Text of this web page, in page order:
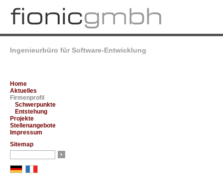
Ingenieurbüro für Software-Entwicklung
Home
Aktuelles
Firmenprofil
Schwerpunkte
Entstehung
Projekte
Stellenangebote
Impressum
Sitemap